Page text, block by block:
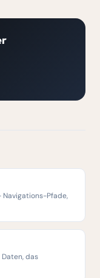
Navigations-Pfade,
das